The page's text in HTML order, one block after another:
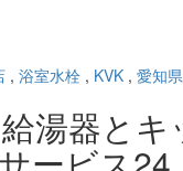
, 浴室水栓 , KVK , 愛知県
湯器とキ